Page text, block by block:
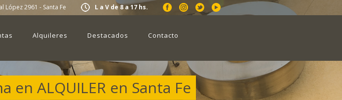
López 2961 - Santa Fe L a V de 8 a 17 hs.
Alquileres Destacados
Contacto
en ALQUILER en Santa Fe